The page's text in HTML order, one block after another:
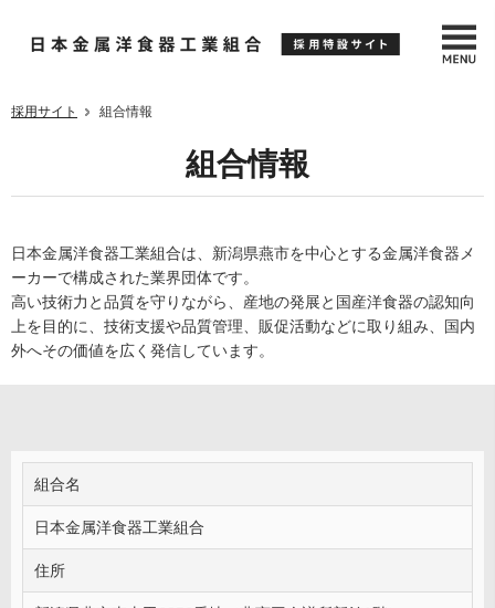
採用サイト 組合情報
組合情報
日本金属洋食器工業組合は、新潟県燕市を中心とする金属洋食器メ
ーカーで構成された業界団体です。
高い技術力と品質を守りながら、産地の発展と国産洋食器の認知向
上を目的に、技術支援や品質管理、販促活動などに取り組み、国内
外へその価値を広く発信しています。
組合名
日本金属洋食器工業組合
住所